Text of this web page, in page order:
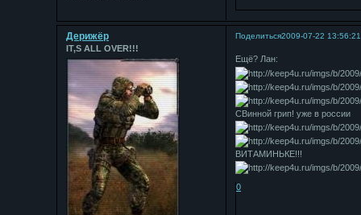
Поделиться2009-07-22 13:56:21
Дерижёр
IT,S ALL OVER!!!
Ещё? Лан:
СВинной грип! уже в россии
ВИТАМИНЬКЕ!!!
0